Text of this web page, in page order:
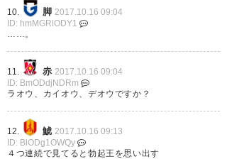
10. 脚 2017.10.16 09:04
ID: hmMGRlODY1
……。
11. 赤 2017.10.16 09:04
ID: BmODdjNDRm
ラオウ、カイオウ、デオウですか？
12. 鯱 2017.10.16 09:13
ID: BlODg1OWQy
４つ連続で見てると勃起王を思い出す